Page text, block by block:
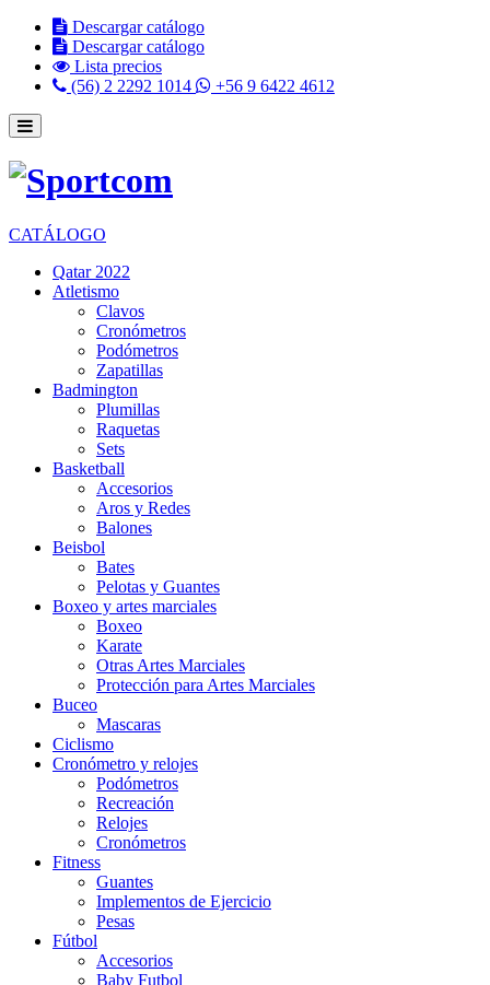
Descargar catálogo
Descargar catálogo
Lista precios
(56) 2 2292 1014
+56 9 6422 4612
CATÁLOGO
Qatar 2022
Atletismo
Clavos
Cronómetros
Podómetros
Zapatillas
Badmington
Plumillas
Raquetas
Sets
Basketball
Accesorios
Aros y Redes
Balones
Beisbol
Bates
Pelotas y Guantes
Boxeo y artes marciales
Boxeo
Karate
Otras Artes Marciales
Protección para Artes Marciales
Buceo
Mascaras
Ciclismo
Cronómetro y relojes
Podómetros
Recreación
Relojes
Cronómetros
Fitness
Guantes
Implementos de Ejercicio
Pesas
Fútbol
Accesorios
Baby Futbol